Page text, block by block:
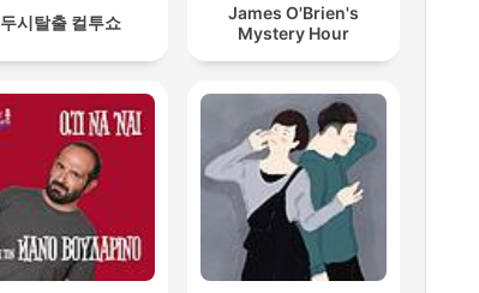
두시탈출 컬투쇼
James O'Brien's
Mystery Hour